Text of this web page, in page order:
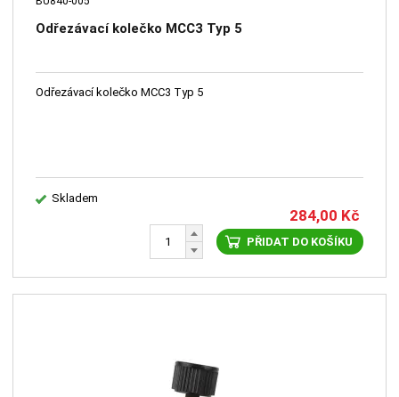
Odřezávací kolečko MCC3 Typ 5
Odřezávací kolečko MCC3 Typ 5
Skladem
284,00 Kč
PŘIDAT DO KOŠÍKU